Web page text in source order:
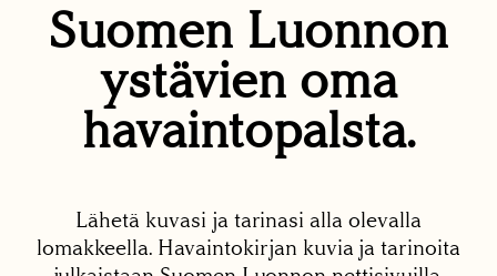
Suomen Luonnon
ystävien oma
havaintopalsta.
Lähetä kuvasi ja tarinasi alla olevalla
lomakkeella. Havaintokirjan kuvia ja tarinoita